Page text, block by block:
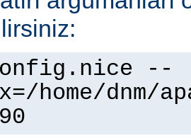
--
home/dnm/